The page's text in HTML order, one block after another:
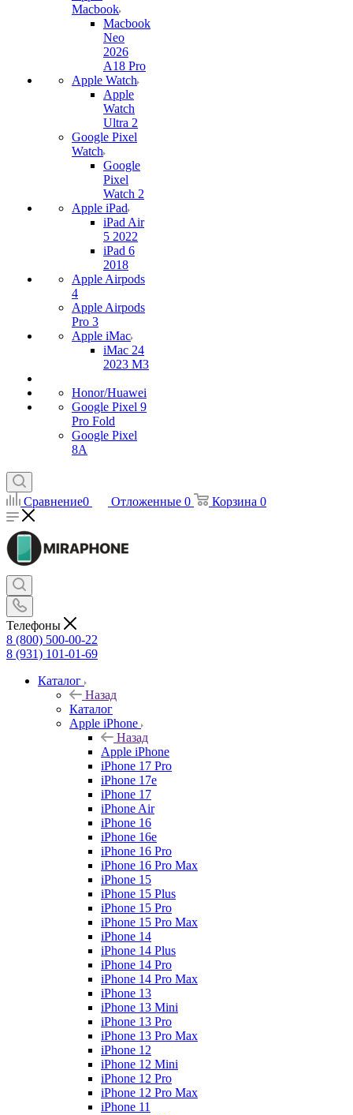
Macbook
Macbook
Neo
2026
A18 Pro
Apple Watch
Apple
Watch
Ultra 2
Google Pixel
Watch
Google
Pixel
Watch 2
Apple iPad
iPad Air
5 2022
iPad 6
2018
Apple Airpods
4
Apple Airpods
Pro 3
Apple iMac
iMac 24
2023 M3
Honor/Huawei
Google Pixel 9
Pro Fold
Google Pixel
8A
Сравнение0 Отложенные 0 Корзина 0
Телефоны
8 (800) 500-00-22
8 (931) 101-01-69
Каталог
Назад
Каталог
Apple iPhone
Назад
Apple iPhone
iPhone 17 Pro
iPhone 17e
iPhone 17
iPhone Air
iPhone 16
iPhone 16e
iPhone 16 Pro
iPhone 16 Pro Max
iPhone 15
iPhone 15 Plus
iPhone 15 Pro
iPhone 15 Pro Max
iPhone 14
iPhone 14 Plus
iPhone 14 Pro
iPhone 14 Pro Max
iPhone 13
iPhone 13 Mini
iPhone 13 Pro
iPhone 13 Pro Max
iPhone 12
iPhone 12 Mini
iPhone 12 Pro
iPhone 12 Pro Max
iPhone 11